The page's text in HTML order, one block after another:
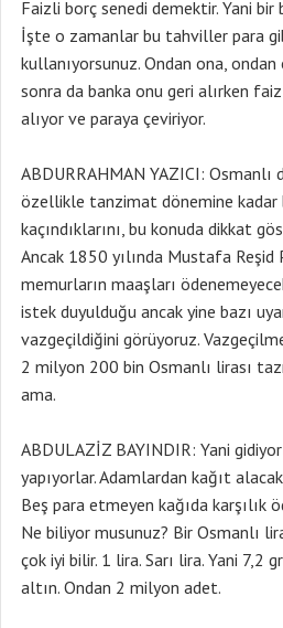
Faizli borç senedi demektir. Yani bir
İşte o zamanlar bu tahviller para
kullanıyorsunuz. Ondan ona,
sonra da banka onu geri alırken
alıyor ve paraya çeviriyor.
ABDURRAHMAN YAZICI: Osmanlı
özellikle tanzimat dönemine kadar
kaçındıklarını, bu konuda dikkat
Ancak 1850 yılında Mustafa Reşid
memurların maaşları
istek duyulduğu ancak yine bazı
vazgeçildiğini görüyoruz.
2 milyon 200 bin Osmanlı lirası
ama.
ABDULAZİZ BAYINDIR: Yani
yapıyorlar. Adamlardan kağıt
Beş para etmeyen kağıda karşılık
Ne biliyor musunuz? Bir Osmanlı
çok iyi bilir. 1 lira. Sarı lira. Yani 7,2
altın. Ondan 2 milyon adet.